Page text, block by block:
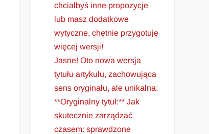
chciałbyś inne propozycje
lub masz dodatkowe
wytyczne, chętnie przygotuję
więcej wersji!
Jasne! Oto nowa wersja
tytułu artykułu, zachowująca
sens oryginału, ale unikalna:
**Oryginalny tytuł:** Jak
skutecznie zarządzać
czasem: sprawdzone